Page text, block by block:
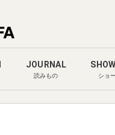
JOURNAL
読みもの ショ